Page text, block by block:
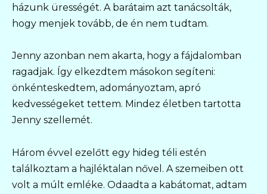
házunk ürességét. A barátaim azt tanácsolták,
hogy menjek tovább, de én nem tudtam.
Jenny azonban nem akarta, hogy a fájdalomban
ragadjak. Így elkezdtem másokon segíteni:
önkénteskedtem, adományoztam, apró
kedvességeket tettem. Mindez életben tartotta
Jenny szellemét.
Három évvel ezelőtt egy hideg téli estén
találkoztam a hajléktalan nővel. A szemeiben ott
volt a múlt emléke. Odaadta a kabátomat, adtam